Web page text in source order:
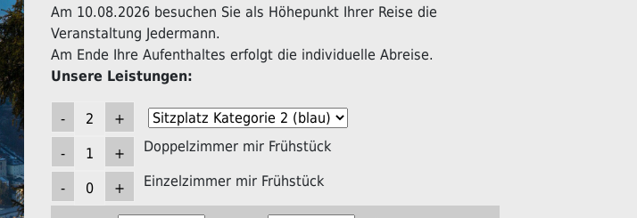
Am 10.08.2026 besuchen Sie als Höhepunkt Ihrer Reise die
Veranstaltung Jedermann.
Am Ende Ihre Aufenthaltes erfolgt die individuelle Abreise.
Unsere Leistungen:
Doppelzimmer mir Frühstück
Einzelzimmer mir Frühstück